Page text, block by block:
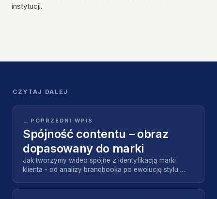
instytucji.
CZYTAJ DALEJ
← POPRZEDNI WPIS
Spójność contentu – obraz
dopasowany do marki
Jak tworzymy wideo spójne z identyfikacją marki
klienta - od analizy brandbooka po ewolucję stylu.